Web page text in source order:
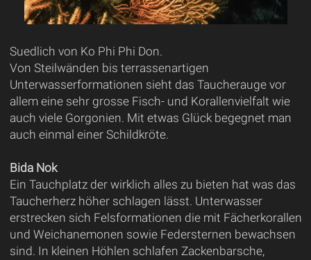
Suedlich von Ko Phi Phi Don.
Von Steilwänden bis terrassenartigen
Unterwasserformationen sieht das Taucherauge vor
allem eine sehr grosse Fisch- und Korallenvielfalt wie
auch viele Gorgonien. Mit etwas Glück begegnet man
auch einmal einer Schildkröte.
Bida Nok
Ein Tauchplatz der wirklich alles zu bieten hat was das
Taucherherz höher schlagen lässt. Unterwasser
erstrecken sich Felsformationen die mit Fächerkorallen
und Weichanemonen sowie Federsternen bewachsen
sind. In kleinen Höhlen schlafen Zackenbarsche,